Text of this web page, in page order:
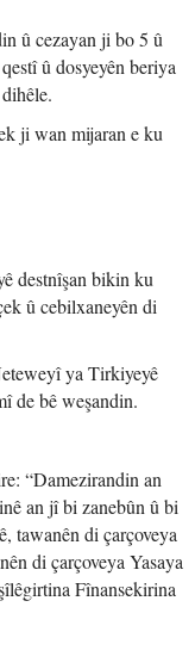
û cezayan ji bo 5 û
û dosyeyên beriya
ji wan mijaran e ku
destnîşan bikin ku
û cebilxaneyên di
ya Tirkiyeyê
de bê weşandin.
“Damezirandin an
an jî bi zanebûn û bi
tawanên di çarçoveya
di çarçoveya Yasaya
Fînansekirina